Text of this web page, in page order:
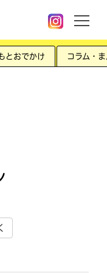
とおでかけ コラム・